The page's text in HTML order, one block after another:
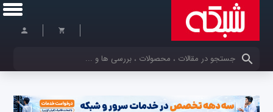
کلمات کلیدی خود را وارد کنید